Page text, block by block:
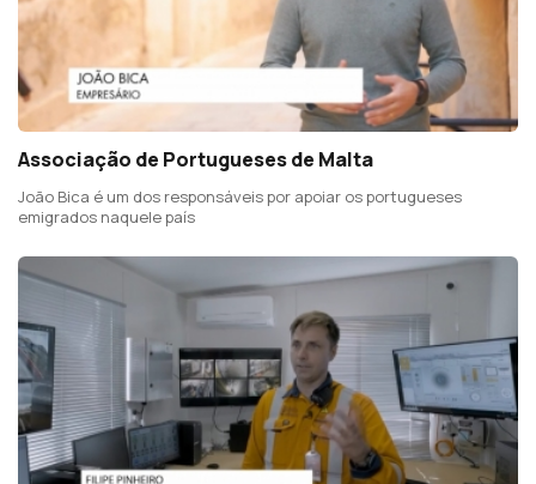
Associação de Portugueses de Malta
João Bica é um dos responsáveis por apoiar os portugueses
emigrados naquele país